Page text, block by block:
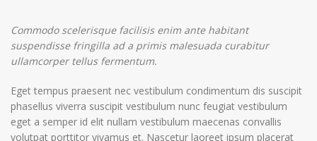
Commodo scelerisque facilisis enim ante habitant
suspendisse fringilla ad a primis malesuada curabitur
ullamcorper tellus fermentum.
Eget tempus praesent nec vestibulum condimentum dis suscipit
phasellus viverra suscipit vestibulum nunc feugiat vestibulum
eget a semper id elit nullam vestibulum maecenas convallis
volutpat porttitor vivamus et. Nascetur laoreet ipsum placerat